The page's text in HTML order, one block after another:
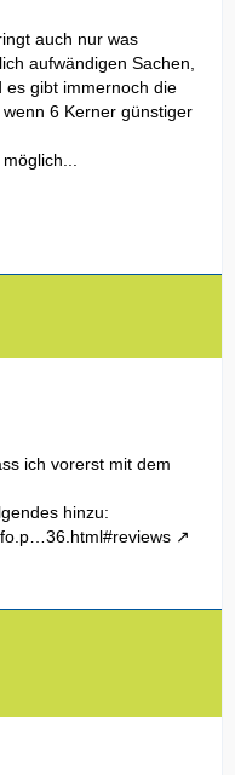
auch nur was
aufwändigen Sachen,
es gibt immernoch die
6 Kerner günstiger
ich vorerst mit dem
hinzu: